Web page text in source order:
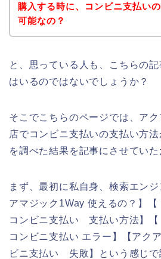
購入する時に、コンビニ支払い
可能なの？
と、思っている人も、こちらの
はいるのではないでしょうか？
そこでこちらのページでは、ア
店でコンビニ支払いの支払い方
を調べた結果を記事にさせていた
まず、最初に私自身、検索エン
アマジック1Way 使えるの？】
コンビニ支払い 支払い方法】【
コンビニ支払い エラー】【アク
ビニ支払い 失敗】という感じで